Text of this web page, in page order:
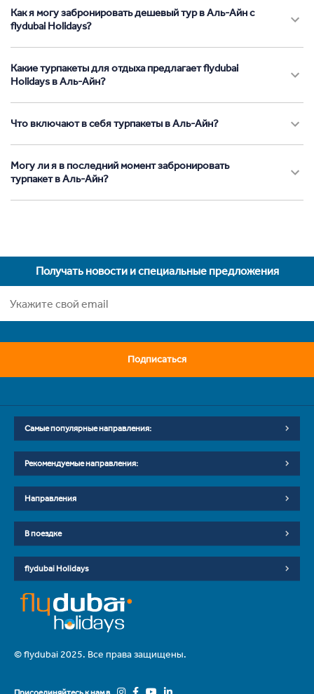
Как я могу забронировать дешевый тур в Аль-Айн с
flydubai Holidays?
Какие турпакеты для отдыха предлагает flydubai
Holidays в Аль-Айн?
Что включают в себя турпакеты в Аль-Айн?
Могу ли я в последний момент забронировать
турпакет в Аль-Айн?
Получать новости и специальные предложения
Подписаться
Самые популярные направления:
Рекомендуемые направления:
Направления
В поездке
flydubai Holidays
© flydubai 2025. Все права защищены.